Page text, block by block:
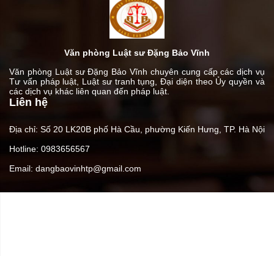
Văn phòng Luật sư Đặng Bảo Vĩnh
Văn phòng Luật sư Đặng Bảo Vĩnh chuyên cung cấp các dịch vụ
Tư vấn pháp luật, Luật sư tranh tụng, Đại diện theo Ủy quyền và
các dịch vụ khác liên quan đến pháp luật.
Liên hệ
Địa chỉ: Số 20 LK20B phố Hà Cầu, phường Kiến Hưng, TP. Hà Nội
Hotline: 0983656567
Email: dangbaovinhtp@gmail.com